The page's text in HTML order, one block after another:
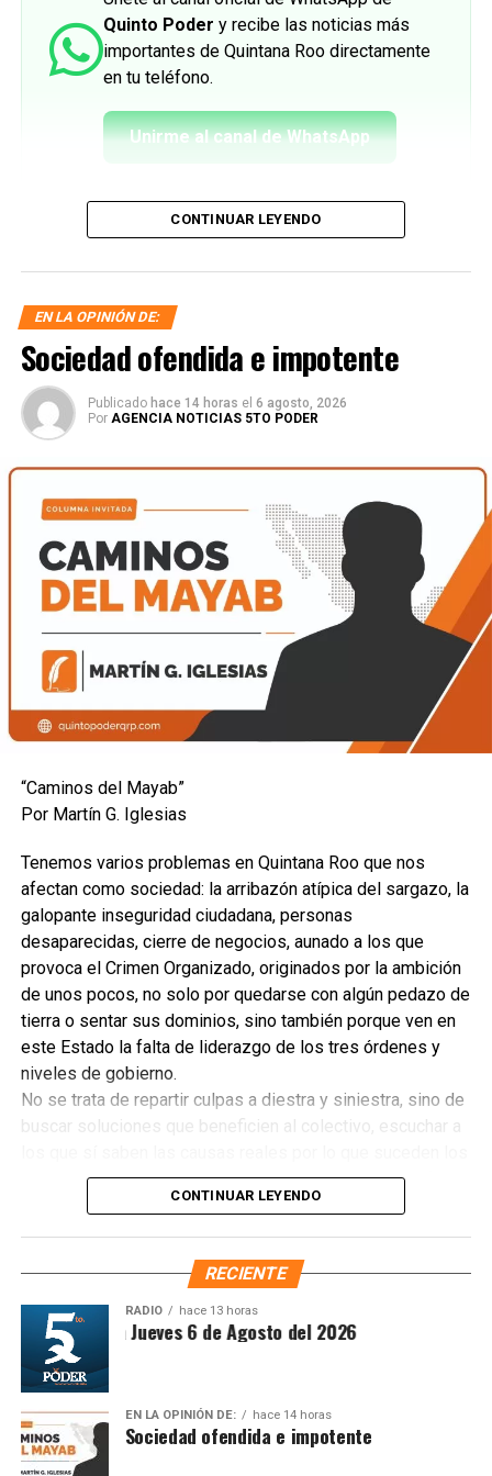
Quinto Poder y recibe las noticias más
importantes de Quintana Roo directamente
en tu teléfono.
Unirme al canal de WhatsApp
CONTINUAR LEYENDO
EN LA OPINIÓN DE:
Sociedad ofendida e impotente
Publicado hace 14 horas el 6 agosto, 2026
Por AGENCIA NOTICIAS 5TO PODER
“Caminos del Mayab”
Por Martín G. Iglesias
Tenemos varios problemas en Quintana Roo que nos
afectan como sociedad: la arribazón atípica del sargazo, la
galopante inseguridad ciudadana, personas
desaparecidas, cierre de negocios, aunado a los que
provoca el Crimen Organizado, originados por la ambición
de unos pocos, no solo por quedarse con algún pedazo de
tierra o sentar sus dominios, sino también porque ven en
este Estado la falta de liderazgo de los tres órdenes y
niveles de gobierno.
No se trata de repartir culpas a diestra y siniestra, sino de
buscar soluciones que beneficien al colectivo, escuchar a
eventos contra la sociedad, sociedad a las que las cifras
oficiales no le representan nada, pues parecen más un
lucimiento personal que resultados concretos.
La sociedad está ofendida, se siente impotente ante los
problemas que la aquejan. Una familia que clama justicia
porque no encuentran a su hijo(a) desaparecido; un pueblo
que llora por la muerte algunos de sus integrantes;
empresario que tuvo que cerrar su negocio después de
muchos años de esfuerzos para sostenerlo; un albañil que
mejor se dedica al comercio ambulante que pagar cuota
por trabajar.
Parece que lo que sufra y los problemas de la sociedad
CONTINUAR LEYENDO
RECIENTE
RADIO hace 13 horas
Matutina Jueves 6 de Agosto del 2026
EN LA OPINIÓN DE: hace 14 horas
Sociedad ofendida e impotente